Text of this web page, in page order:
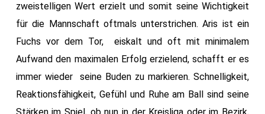
zweistelligen Wert erzielt und somit seine Wichtigkeit
für die Mannschaft oftmals unterstrichen. Aris ist ein
Fuchs vor dem Tor, eiskalt und oft mit minimalem
Aufwand den maximalen Erfolg erzielend, schafft er es
immer wieder seine Buden zu markieren. Schnelligkeit,
Reaktionsfähigkeit, Gefühl und Ruhe am Ball sind seine